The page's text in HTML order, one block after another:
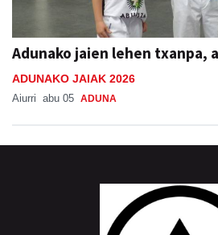
Adunako jaien lehen txanpa,
ADUNAKO JAIAK 2026
Aiurri abu 05 ADUNA